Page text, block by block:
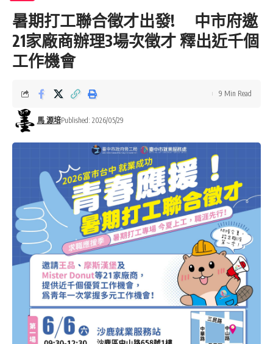
暑期打工聯合徵才出發! 中市府邀
21家廠商辦理3場次徵才 釋出近千個
工作機會
馬 源培Published: 2026/05/29
9 Min Read